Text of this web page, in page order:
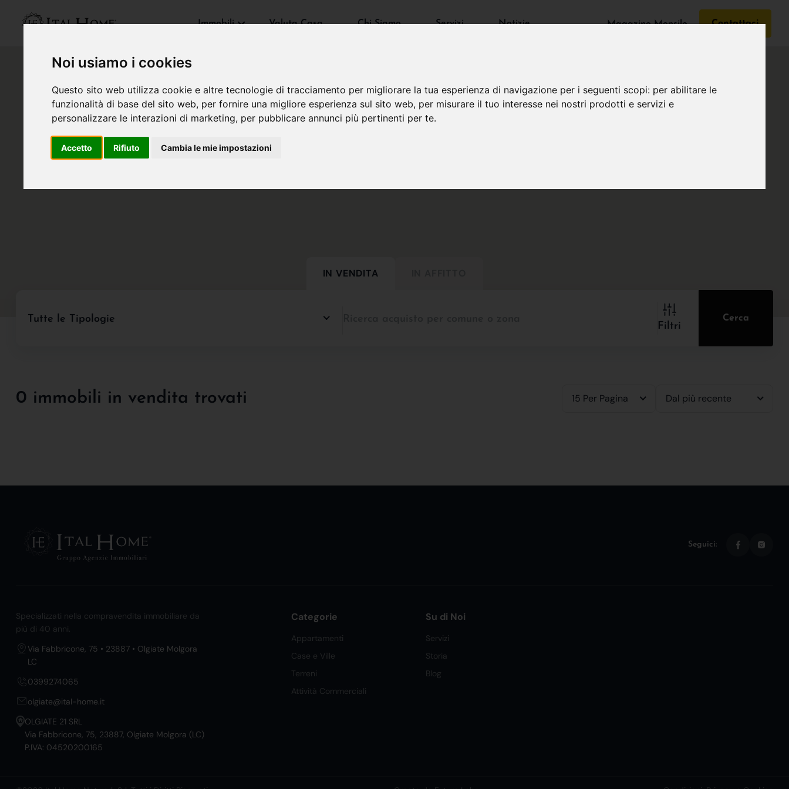
Noi usiamo i cookies
Questo sito web utilizza cookie e altre tecnologie di tracciamento per migliorare la tua esperienza di navigazione per i seguenti scopi: per abilitare le
funzionalità di base del sito web, per fornire una migliore esperienza sul sito web, per misurare il tuo interesse nei nostri prodotti e servizi e
personalizzare le interazioni di marketing, per pubblicare annunci più pertinenti per te.
Accetto Rifiuto Cambia le mie impostazioni
Immobili Valuta Casa Chi Siamo Servizi Notizie Magazine Mensile Contattaci
IN VENDITA
Tutte le Tipologie
Filtri
Cerca
0 immobili in vendita trovati 15 Per Pagina Dal più recente
Seguici:
Specializzati nella compravendita immobiliare da
più di 40 anni.
Via Fabbricone, 75 • 23887 • Olgiate Molgora
LC
0399274065
olgiate@ital-home.it
OLGIATE 21 SRL
Via Fabbricone, 75, 23887, Olgiate Molgora (LC)
P.IVA: 04520200165
Categorie
Appartamenti
Case e Ville
Terreni
Attività Commerciali
Su di Noi
Servizi
Storia
Blog